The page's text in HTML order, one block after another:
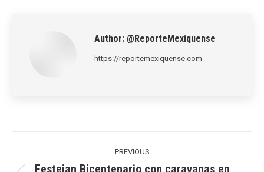
Author: @ReporteMexiquense
https://reportemexiquense.com
PREVIOUS